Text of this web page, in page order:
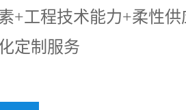
+工程技术能力+柔性供
定制服务